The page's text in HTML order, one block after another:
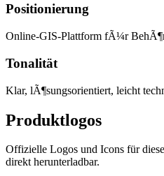
Positionierung
Online-GIS-Plattform fÃ¼r
Tonalität
Klar, lÃ¶sungsorientiert, leicht
Produktlogos
Offizielle Logos und Icons für
direkt herunterladbar.